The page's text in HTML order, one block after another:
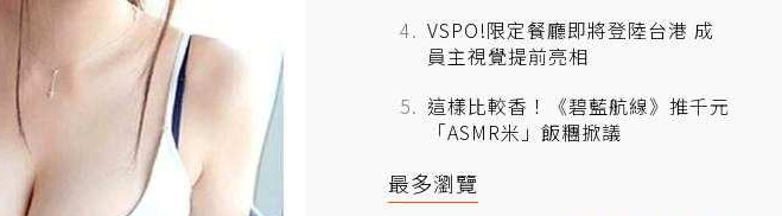
VSPO!限定餐廳即將登陸台港 成
員主視覺提前亮相
這樣比較香！《碧藍航線》推千元
「ASMR米」飯糰掀議
最多瀏覽